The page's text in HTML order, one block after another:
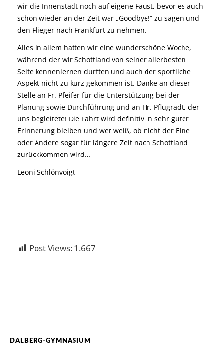
wir die Innenstadt noch auf eigene Faust, bevor es auch
schon wieder an der Zeit war „Goodbye!“ zu sagen und
den Flieger nach Frankfurt zu nehmen.
Alles in allem hatten wir eine wunderschöne Woche,
während der wir Schottland von seiner allerbesten
Seite kennenlernen durften und auch der sportliche
Aspekt nicht zu kurz gekommen ist. Danke an dieser
Stelle an Fr. Pfeifer für die Unterstützung bei der
Planung sowie Durchführung und an Hr. Pflugradt, der
uns begleitete! Die Fahrt wird definitiv in sehr guter
Erinnerung bleiben und wer weiß, ob nicht der Eine
oder Andere sogar für längere Zeit nach Schottland
zurückkommen wird…
Leoni Schlönvoigt
Post Views: 1.667
DALBERG-GYMNASIUM